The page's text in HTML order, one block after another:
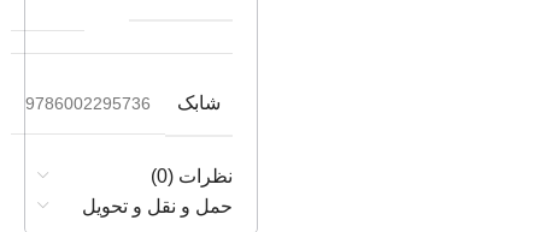
شابک 9786002295736
نظرات (0)
حمل و نقل و تحویل